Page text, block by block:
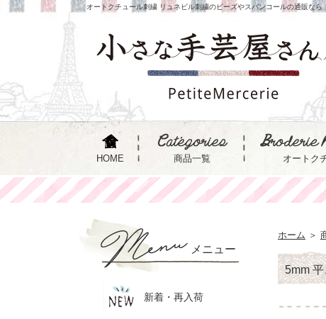
オートクチュール刺繍 リュネビル刺繍のビーズやスパンコールの通販なら
HOME 商品一覧 オートク
ホーム ＞
5mm
メニュー
新着・再入荷